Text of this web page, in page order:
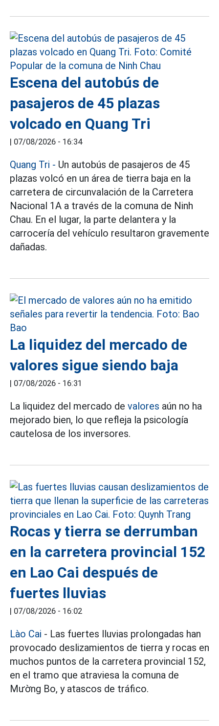
Escena del autobús de
pasajeros de 45 plazas
volcado en Quang Tri
| 07/08/2026 - 16:34
Quang Tri - Un autobús de pasajeros de 45
plazas volcó en un área de tierra baja en la
carretera de circunvalación de la Carretera
Nacional 1A a través de la comuna de Ninh
Chau. En el lugar, la parte delantera y la
carrocería del vehículo resultaron gravemente
dañadas.
La liquidez del mercado de
valores sigue siendo baja
| 07/08/2026 - 16:31
La liquidez del mercado de valores aún no ha
mejorado bien, lo que refleja la psicología
cautelosa de los inversores.
Rocas y tierra se derrumban
en la carretera provincial 152
en Lao Cai después de
fuertes lluvias
| 07/08/2026 - 16:02
Lào Cai - Las fuertes lluvias prolongadas han
provocado deslizamientos de tierra y rocas en
muchos puntos de la carretera provincial 152,
en el tramo que atraviesa la comuna de
Mường Bo, y atascos de tráfico.